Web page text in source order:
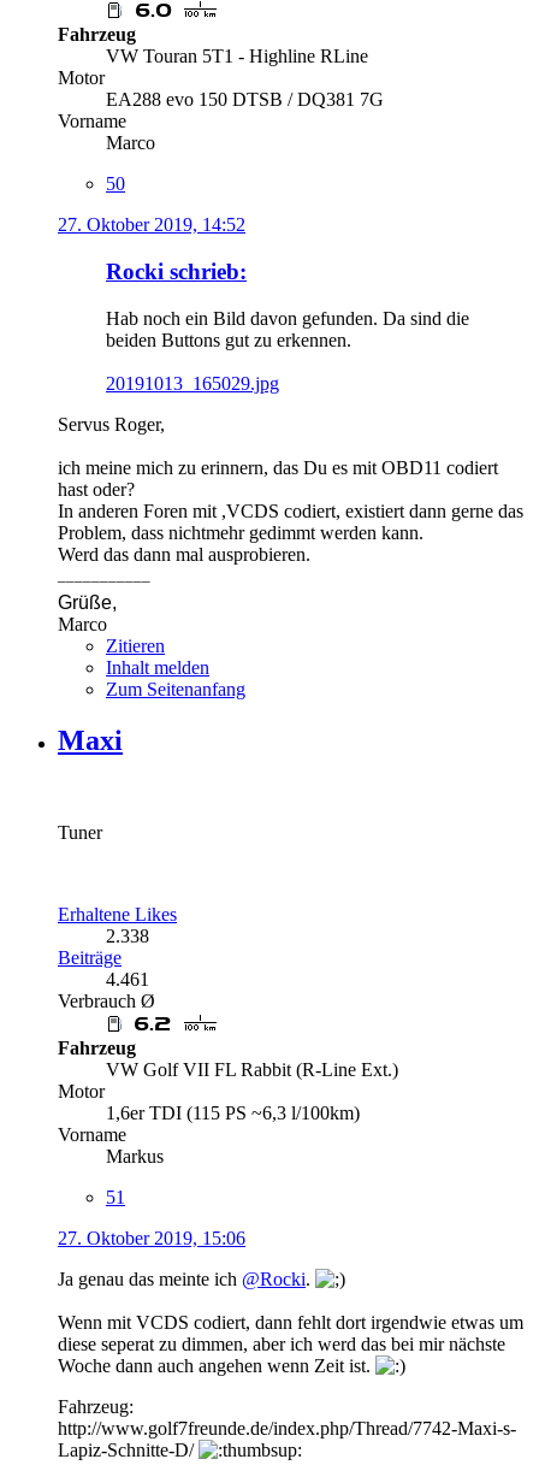
Fahrzeug
VW Touran 5T1 - Highline RLine
Motor
EA288 evo 150 DTSB / DQ381 7G
Vorname
Marco
50
27. Oktober 2019, 14:52
Rocki schrieb:
Hab noch ein Bild davon gefunden. Da sind die
beiden Buttons gut zu erkennen.
20191013_165029.jpg
Servus Roger,
ich meine mich zu erinnern, das Du es mit OBD11 codiert
hast oder?
In anderen Foren mit ,VCDS codiert, existiert dann gerne das
Problem, dass nichtmehr gedimmt werden kann.
Werd das dann mal ausprobieren.
Grüße,
Marco
Zitieren
Inhalt melden
Zum Seitenanfang
Maxi
Tuner
Erhaltene Likes
2.338
Beiträge
4.461
Verbrauch Ø
Fahrzeug
VW Golf VII FL Rabbit (R-Line Ext.)
Motor
1,6er TDI (115 PS ~6,3 l/100km)
Vorname
Markus
51
27. Oktober 2019, 15:06
Ja genau das meinte ich @Rocki.
Wenn mit VCDS codiert, dann fehlt dort irgendwie etwas um
diese seperat zu dimmen, aber ich werd das bei mir nächste
Woche dann auch angehen wenn Zeit ist.
Fahrzeug:
http://www.golf7freunde.de/index.php/Thread/7742-Maxi-s-
Lapiz-Schnitte-D/